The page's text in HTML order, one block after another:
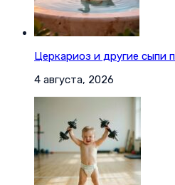
Церкариоз и другие сыпи
4 августа, 2026